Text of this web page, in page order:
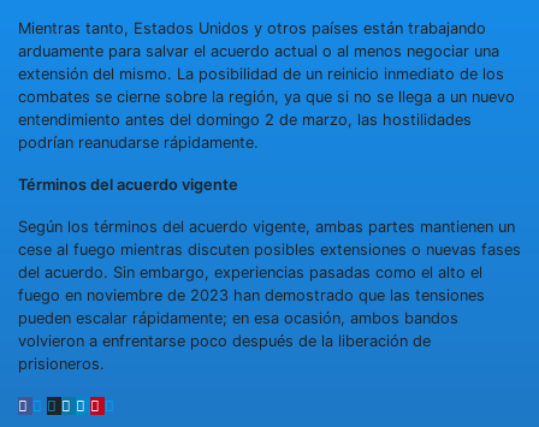
Mientras tanto, Estados Unidos y otros países están trabajando
arduamente para salvar el acuerdo actual o al menos negociar una
extensión del mismo. La posibilidad de un reinicio inmediato de los
combates se cierne sobre la región, ya que si no se llega a un nuevo
entendimiento antes del domingo 2 de marzo, las hostilidades
podrían reanudarse rápidamente.
Términos del acuerdo vigente
Según los términos del acuerdo vigente, ambas partes mantienen un
cese al fuego mientras discuten posibles extensiones o nuevas fases
del acuerdo. Sin embargo, experiencias pasadas como el alto el
fuego en noviembre de 2023 han demostrado que las tensiones
pueden escalar rápidamente; en esa ocasión, ambos bandos
volvieron a enfrentarse poco después de la liberación de
prisioneros.